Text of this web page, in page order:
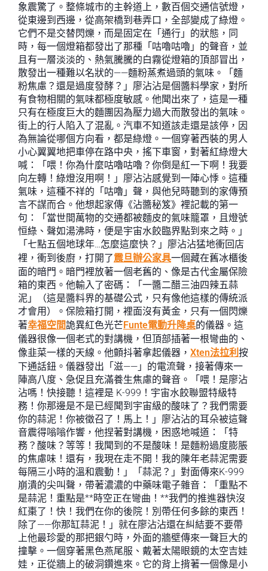
象震驚了。整條城市的主幹道上，數百個交通信號燈，
從東邊到西邊，從高架橋到巷弄口，全部變成了綠燈。
它們不是交替閃爍，而是固定在「通行」的狀態，同
時，每一個燈箱都發出了那種「咕嚕咕嚕」的聲音，並
且有一層淡淡的、熱氣騰騰的白霧從燈箱的頂部冒出，
散發出一種難以名狀的——麵粉蒸煮過頭的氣味。「麵
粉焦慮？還是過度發酵？」廖沾沾是個醬料學家，對所
有食物相關的氣味都極度敏感。他聞出來了，這是一種
只有在極度巨大的麵團因為壓力過大而散發出的氣味。
街上的行人陷入了混亂。汽車不知道該走還是該停，因
為無論從哪個方向看，都是綠燈。一個穿著西裝的男人
小心翼翼地把車停在路中央，搖下車窗，對著紅綠燈大
喊：「喂！你為什麼咕嚕咕嚕？你倒是紅一下啊！我要
向左轉！綠燈沒用啊！」廖沾沾感覺到一陣心悸。這種
氣味，這種不祥的「咕嚕」聲，與他兒時聽到的家傳預
言不謀而合。他想起家傳《沾醬秘笈》裡記載的第一
句：「當世間萬物的交通都被麵皮的氣味籠罩，且燈號
恒綠、聲如湯沸時，便是宇宙水餃臨界點到來之時。」
「七點五個地球年…怎麼這麼快？」廖沾沾猛地衝回店
裡，衝到後廚，打開了震旦辦公家具一個藏在舊冰櫃後
面的暗門。暗門裡放著一個老舊的、像是古代金屬保險
箱的東西。他輸入了密碼：「一醬二醋三油四辣五蒜
泥」（這是醬料界的基礎公式，只有像他這樣的傳統派
才會用）。保險箱打開，裡面沒有黃金，只有一個閃爍
著幸福空間詭異紅色光芒Funte電動升降桌的儀器。這
儀器很像一個老式的對講機，但頂部插著一根彎曲的、
像韭菜一樣的天線。他顫抖著拿起儀器， Xten法拉利 按
下通話鈕。儀器發出「滋——」的電流聲，接著傳來一
陣高八度、急促且充滿養生焦慮的聲音。「喂！是廖沾
沾嗎！快接聽！這裡是 K-999！宇宙水餃聯盟特級特
務！你那邊是不是已經聞到宇宙級的酸味了？我們需要
你的蒜泥！你被徵召了！馬上！」廖沾沾的耳朵被這聲
音震得嗡嗡作響，他捏著對講機，困惑地喊道：「特
務？酸味？等等！我聞到的不是酸味！是麵粉過度膨脹
的焦慮味！還有，我現在走不開！我的陳年老蒜泥需要
每隔三小時的溫和震動！」「蒜泥？」對面傳來K-999
崩潰的尖叫聲，帶著濃濃的中藥味電子雜音：「重點不
是蒜泥！重點是**時空正在彎曲！**我們的推進器快沒
紅棗了！快！我們在你的後院！別帶任何多餘的東西！
除了——你那缸蒜泥！」就在廖沾沾還在糾結要不要帶
上他最珍愛的那把銀勺時，外面的牆壁傳來一聲巨大的
撞擊。一個穿著黑色燕尾服、戴著太陽眼鏡的太空吉娃
娃，正從牆上的破洞鑽進來。它的背上揹著一個像是小